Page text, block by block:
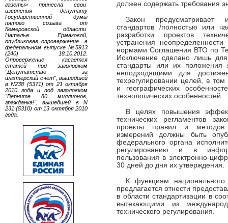
газеты» принесла свои
извинения депутату
Государственной думы
пятого созыва от
Кемеровской области
Наталье Ермаковой,
опубликовав опровержение в
федеральном выпуске №5913
(240) 18.10.2012.
Опровержение касается
статей под заголовком
"Депутатство за
шахтерский счет", вышедшей
в N238 (5371) от 21 октября
2010 года и под заголовком
"Верните 80 миллионов,
гражданка!", вышедшей в N
231 (5310) от 13 октября 2010
года.
должен содержать требования
Закон предусматривает
стандартов /полностью или
разработки проектов
устранения
нормами Соглашения ВТО по
Исключение сделано лишь
стандарты или их положения
неподходящими для
техрегулировании целей, в том
и географических
технологических особенностей.
В целях повышения
технических регламентов
проекты правил и методов
измерений должны быть
федерального органа
регулированию и в
пользования в электронно-
30 дней до дня их утверждения.
К функциям
предлагается отнести
в области стандартизации в
вытекающими из
технического регулирования.